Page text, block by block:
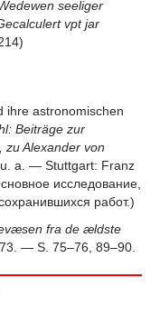
seeliger
vpt jar
ihre astronomischen
Beiträge zur
zu Alexander von
a. — Stuttgart: Franz
исследование,
работ.)
fra de ældste
— S. 75–76, 89–90.